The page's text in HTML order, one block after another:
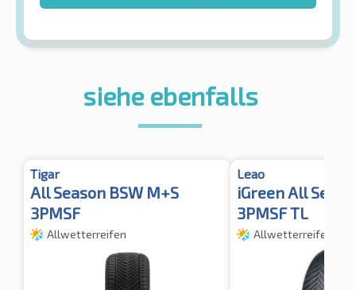
siehe ebenfalls
Tigar
All Season BSW M+S
3PMSF
Allwetterreifen
Leao
iGreen All
3PMSF TL
Allwetterreifen